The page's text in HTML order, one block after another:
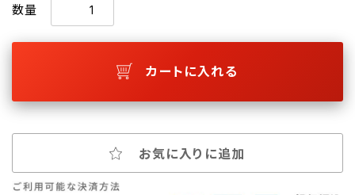
数量
カートに入れる
お気に入りに追加